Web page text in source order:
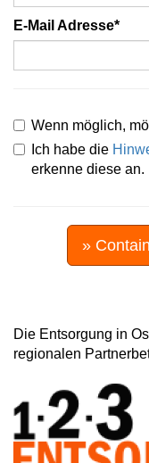
E-Mail Adresse*
Wenn möglich,
Ich habe die
erkenne diese an.
»
Die Entsorgung in
regionalen